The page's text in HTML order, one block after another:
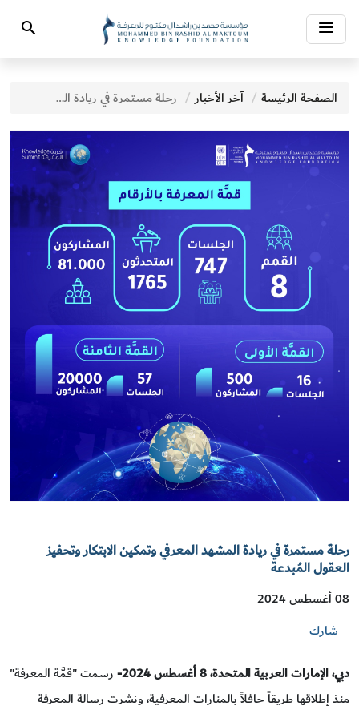
Toggle
navigation
Search
الصفحة الرئيسة آخر الأخبار رحلة مستمرة في ريادة المشهد المعرفي وتمكين الابتكار وتحفيز العقول المُبدعة
رحلة مستمرة في ريادة المشهد المعرفي وتمكين الابتكار وتحفيز
العقول المُبدعة
08 أغسطس 2024
شارك
دبي، الإمارات العربية المتحدة، 8 أغسطس2024
-رسمت "قمَّة المعرفة"
منذ إطلاقها طريقاً حافلاً بالمنارات المعرفية، ونشرت رسالة المعرفة